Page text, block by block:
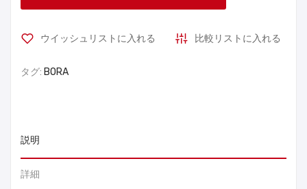
ウイッシュリストに入れる 比較リストに入れる
タグ: BORA
説明
詳細